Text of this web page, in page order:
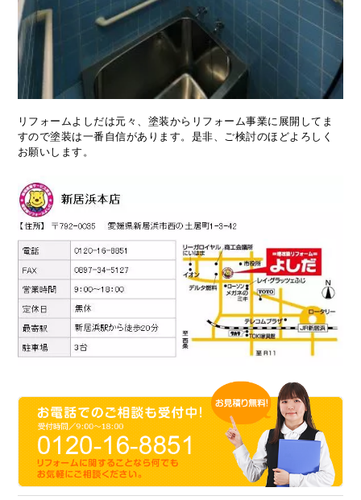
リフォームよしだは元々、塗装からリフォーム事業に展開してま
すので塗装は一番自信があります。是非、ご検討のほどよろしく
お願いします。